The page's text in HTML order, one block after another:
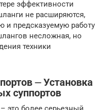
эффективности
не расширяются,
и предсказуемую работу
несложная, но
техники
⏤ Установка
суппортов